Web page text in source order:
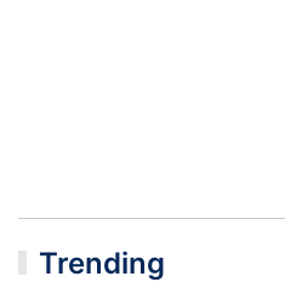
Trending